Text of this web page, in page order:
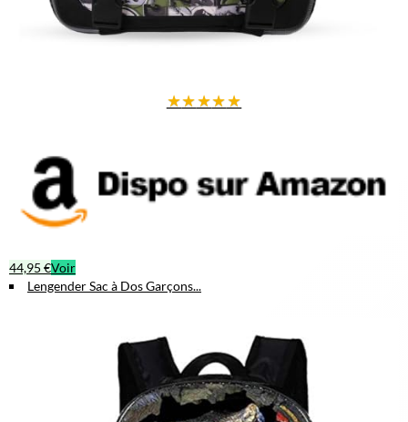
★★★★★
44,95 €Voir
Lengender Sac à Dos Garçons...